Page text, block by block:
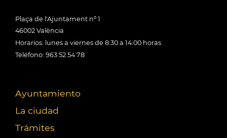
Plaça de l'Ajuntament nº 1
46002 València
Horarios: lunes a viernes de 8:30 a 14:00 horas
Teléfono: 963 52 54 78
Ayuntamiento
La ciudad
Trámites